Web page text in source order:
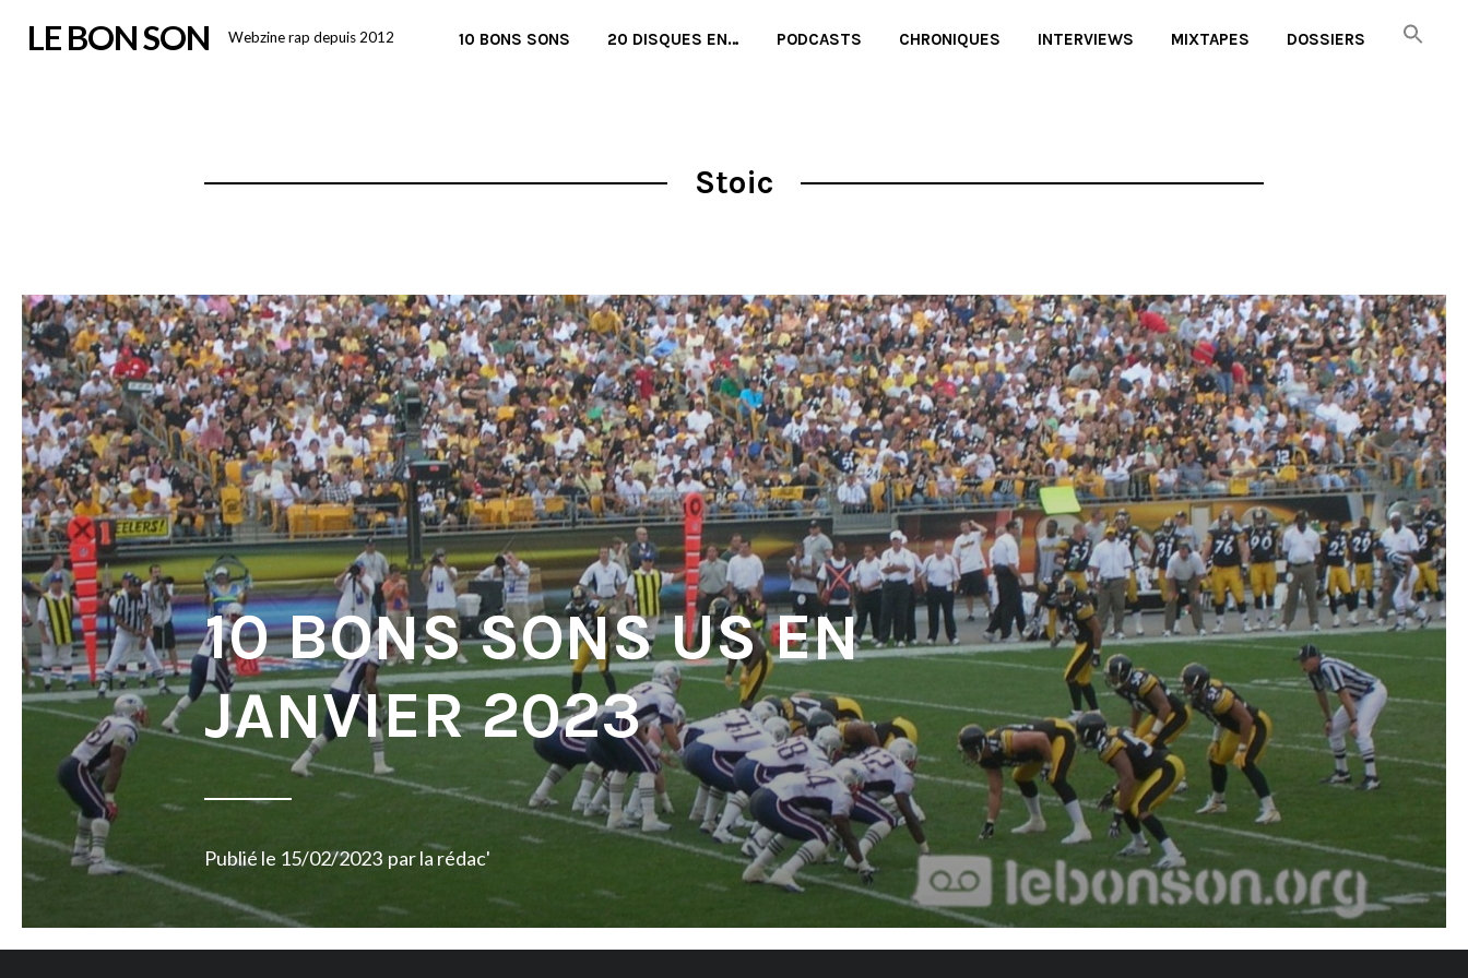
LE BON SON Webzine rap depuis 2012 10 BONS SONS 20 DISQUES EN… PODCASTS CHRONIQUES INTERVIEWS MIXTAPES DOSSIERS
Stoic
10 BONS SONS US EN
JANVIER 2023
Publié le 15/02/2023 parla rédac'